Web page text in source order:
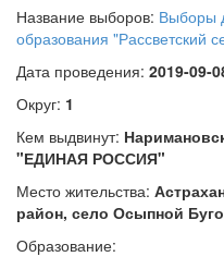
Название выборов: Выборы
образования "Рассветский
Дата проведения: 2019-09-
Округ: 1
Кем выдвинут:
"ЕДИНАЯ РОССИЯ"
Место жительства:
район, село Осыпной
Образование: